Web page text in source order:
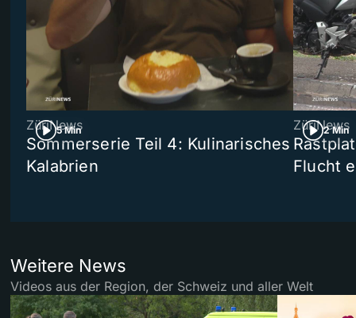
5 Min
ZüriNews
Sommerserie Teil 4: Kulinarisches
Kalabrien
2 Min
ZüriNews
Flucht
Weitere News
Videos aus der Region, der Schweiz und aller Welt